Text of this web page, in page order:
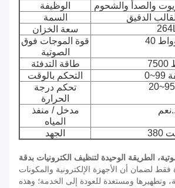
الوظيفة
والصدأ والشحوم
السمة
الدقيق
سعة الخزان
قوة الموجات فوق
الصوتية
طاقة التدفئة
التحكم بالوقت
تحكم درجة
الحرارة
مدخل / منفذ
المياه
نعم..
الجهد
الطريقة الوحيدة لتنظيف الكترونيات بدقة
لضمان أن الأجهزة الإلكترونية والمكونات
وتطهيرها ومستعدة للعودة إلى الخدمة؛ وهذه